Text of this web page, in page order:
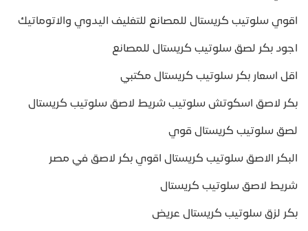
اقوي سلوتيب كريستال للمصانع للتغليف اليدوي والاتوماتيك
اجود بكر لصق سلوتيب كريستال للمصانع
اقل اسعار بكر سلوتيب كريستال مكتبي
بكر لاصق اسكوتش سلوتيب شريط لاصق سلوتيب كريستال
لصق سلوتيب كريستال قوي
البكر الاصق سلوتيب كريستال اقوي بكر لاصق في مصر
شريط لاصق سلوتيب كريستال
بكر لزق سلوتيب كريستال عريض